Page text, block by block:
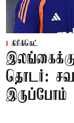
கிரிக்கெட்
தொடர்:
இருப்போம்